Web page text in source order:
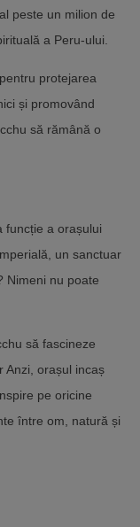
peste un milion de
a Peru-ului.
protejarea
și promovând
să rămână o
funcție a orașului
un sanctuar
Nimeni nu poate
să fascineze
Anzi, orașul incaș
pe oricine
între om, natură și